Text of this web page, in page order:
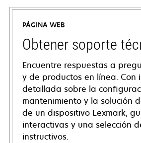
PÁGINA WEB
Obtener soporte
Encuentre respuestas a
y de productos en línea. Con
detallada sobre la
mantenimiento y la solución
de un dispositivo Lexmark,
interactivas y una selección
instructivos.